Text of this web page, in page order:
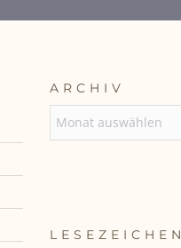
ARCHIV
LESEZEICHEN